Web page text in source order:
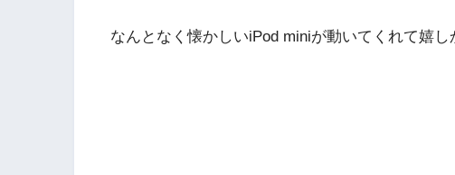
なんとなく懐かしいiPod miniが動いてくれて嬉し